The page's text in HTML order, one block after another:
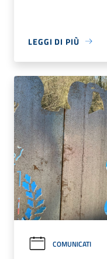
LEGGI DI PIÙ
COMUNICATI